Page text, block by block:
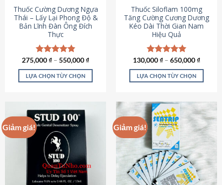
chọn
trên
trang
sản
phẩm
được
chọn
trên
trang
sản
phẩm
Thuốc Cường Dương Ngựa
Thái – Lấy Lại Phong Độ &
Bản Lĩnh Đàn Ông Đích
Thực
Được xếp
hạng4.87
5 sao
275,000₫ – 550,000₫
LỰA CHỌN TÙY CHỌN
có
nhiều
biến
thể.
Các
tùy
chọn
Thuốc Siloflam 100mg
Tăng Cường Cương Dương
Kéo Dài Thời Gian Nam
Hiệu Quả
Được xếp
hạng5.00
5 sao
130,000₫ – 650,000₫
LỰA CHỌN TÙY CHỌN
này
có
nhiều
biến
thể.
Các
tùy
chọn
Giảm giá! Giảm giá!